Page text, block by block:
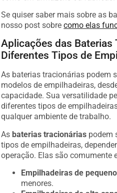
Se quiser saber mais sobre as
nosso post sobrecomo elas
Aplicações das Baterias
Diferentes Tipos de
As baterias tracionárias podem
modelos de empilhadeiras,
capacidade. Sua versatilidade
diferentes tipos de
qualquer ambiente de trabalho.
As baterias tracionárias podem
tipos de empilhadeiras,
operação. Elas são comumente
Empilhadeiras de
menores.